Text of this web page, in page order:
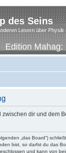
des Seins
Lesern über Physik
Edition
zwischen dir und
„das Board“)
bist, so darfst du das
und kann von